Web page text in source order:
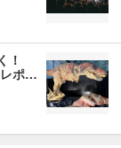
！
レポ…